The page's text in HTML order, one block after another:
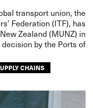
transport union, the
Federation (ITF), has
Zealand (MUNZ) in
by the Ports of
CHAINS